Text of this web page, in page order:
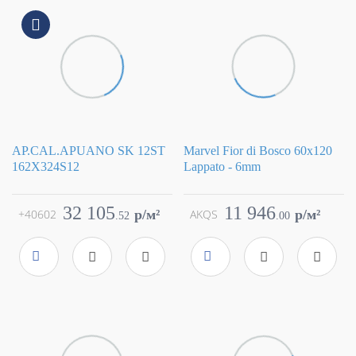
AP.CAL.APUANO SK 12ST
162X324S12
Atlas Concorde
Страна
Италия
Размер
162x324
Цвет
бежевый
Поверхность
сатинированная
32 105.52 p/м²
+40602
Marvel Fior di Bosco 60x120
Lappato - 6mm
Atlas Concorde
Страна
Италия
Размер
60x120
Цвет
серый
Поверхность
глянцевая / полированн
11 946.00 p/м²
AKQS